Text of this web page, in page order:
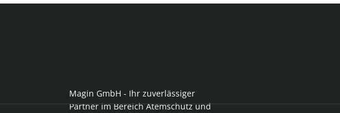
Magin GmbH - Ihr zuverlässiger
Partner im Bereich Atemschutz und